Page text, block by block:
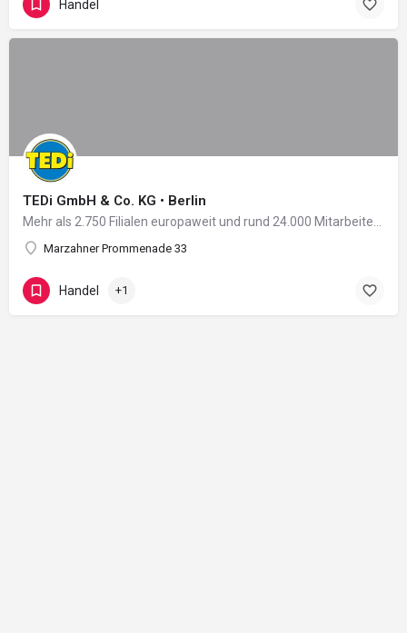
Handel
TEDi GmbH & Co. KG • Berlin
Marzahner Prommenade 33
Handel +1